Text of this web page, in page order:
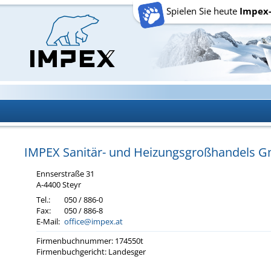
Spielen Sie heute
IMPEX Sa­ni­tär- und Hei­zungs­groß­han­dels
Enn­s­er­stra­ße 31
A-4400 Steyr
Tel.:
050 / 886-0
Fax:
050 / 886-8
E-Mail: office@impex.at
Fir­men­buch­num­mer: 174550t
Fir­men­buch­ge­richt: Lan­des­ger